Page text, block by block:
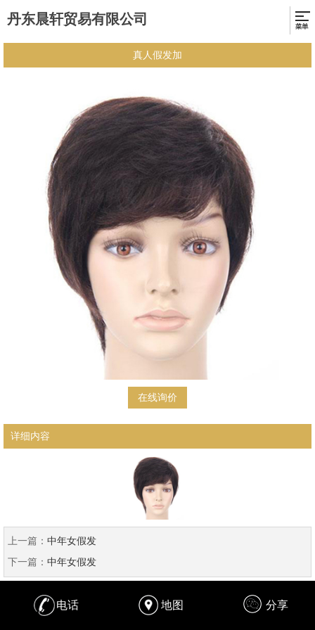
丹东晨轩贸易有限公司
真人假发加
在线询价
详细内容
上一篇： 中年女假发
下一篇： 中年女假发
电话 地图 分享